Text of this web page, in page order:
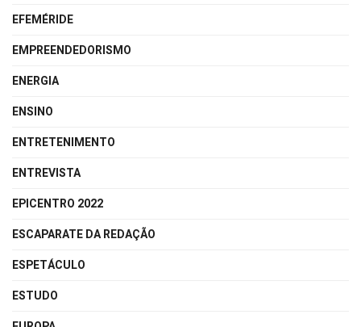
EFEMÉRIDE
EMPREENDEDORISMO
ENERGIA
ENSINO
ENTRETENIMENTO
ENTREVISTA
EPICENTRO 2022
ESCAPARATE DA REDAÇÃO
ESPETÁCULO
ESTUDO